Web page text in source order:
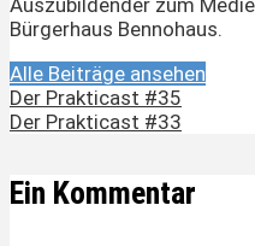
Bürgerhaus Bennohaus.
Alle Beiträge ansehen
Der Prakticast #35
Der Prakticast #33
Ein Kommentar